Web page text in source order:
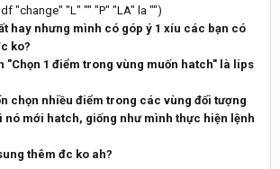
"change" "L" "" "P" "LA" la "")
hay nhưng mình có góp ý 1 xíu các bạn có
ko?
"Chọn 1 điểm trong vùng muốn hatch" là lips
chọn nhiều điểm trong các vùng đối tượng
nó mới hatch, giống như mình thực hiện lệnh
thêm đc ko ah?